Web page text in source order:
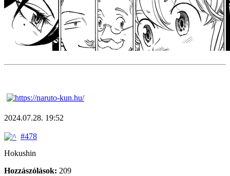
2024.07.28. 19:52
#478
Hokushin
Hozzászólások: 209